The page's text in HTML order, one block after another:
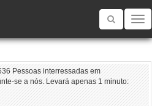
Toggle
Pessoas interressadas em
se a nós. Levará apenas 1 minuto: